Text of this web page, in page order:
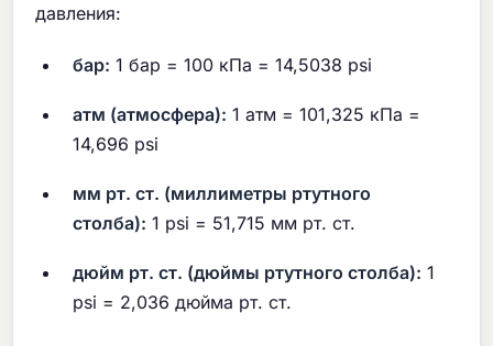
давления:
бар: 1 бар = 100 кПа = 14,5038 psi
атм (атмосфера): 1 атм = 101,325 кПа =
14,696 psi
мм рт. ст. (миллиметры ртутного
столба): 1 psi = 51,715 мм рт. ст.
дюйм рт. ст. (дюймы ртутного столба): 1
psi = 2,036 дюйма рт. ст.